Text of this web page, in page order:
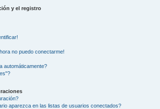
y el registro
no puedo conectarme!
automáticamente?
aparezca en las listas de usuarios conectados?